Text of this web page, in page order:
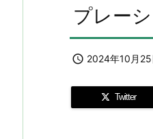
プレー
 2024年10月25
Twitter